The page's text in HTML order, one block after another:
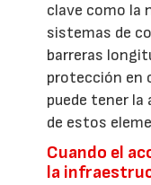
clave como la
sistemas de
barreras
protección en
puede tener la
de estos
Cuando el
la